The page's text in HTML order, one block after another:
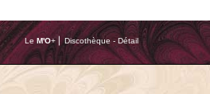
Le M'O+ ⎢ Discothèque - Détail